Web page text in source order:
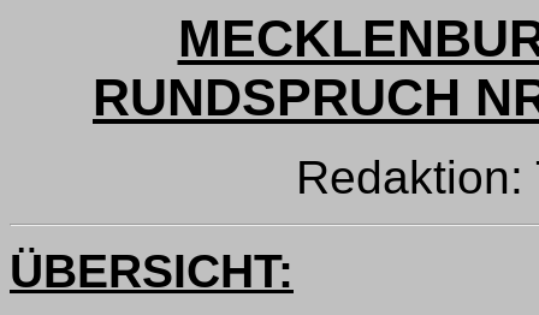
RUNDSPRUCH
Redaktion:
ÜBERSICHT: